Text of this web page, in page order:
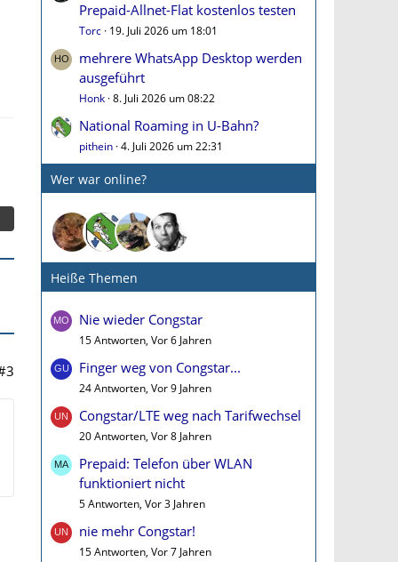
Prepaid-Allnet-Flat kostenlos testen
Torc 19. Juli 2026 um 18:01
mehrere WhatsApp Desktop werden
ausgeführt
Honk 8. Juli 2026 um 08:22
National Roaming in U-Bahn?
pithein 4. Juli 2026 um 22:31
Wer war online?
Heiße Themen
Nie wieder Congstar
15 Antworten, Vor 6 Jahren
Finger weg von Congstar...
24 Antworten, Vor 9 Jahren
Congstar/LTE weg nach Tarifwechsel
20 Antworten, Vor 8 Jahren
Prepaid: Telefon über WLAN
funktioniert nicht
5 Antworten, Vor 3 Jahren
nie mehr Congstar!
15 Antworten, Vor 7 Jahren